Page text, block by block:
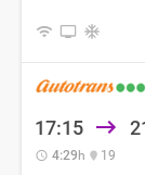
17:15
4:29 h 19